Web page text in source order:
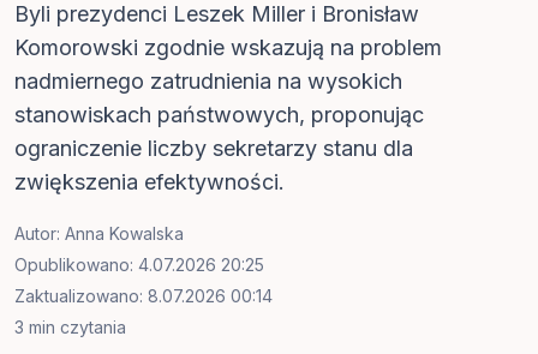
Byli prezydenci Leszek Miller i Bronisław
Komorowski zgodnie wskazują na problem
nadmiernego zatrudnienia na wysokich
stanowiskach państwowych, proponując
ograniczenie liczby sekretarzy stanu dla
zwiększenia efektywności.
Autor: Anna Kowalska
Opublikowano: 4.07.2026 20:25
Zaktualizowano: 8.07.2026 00:14
3 min czytania